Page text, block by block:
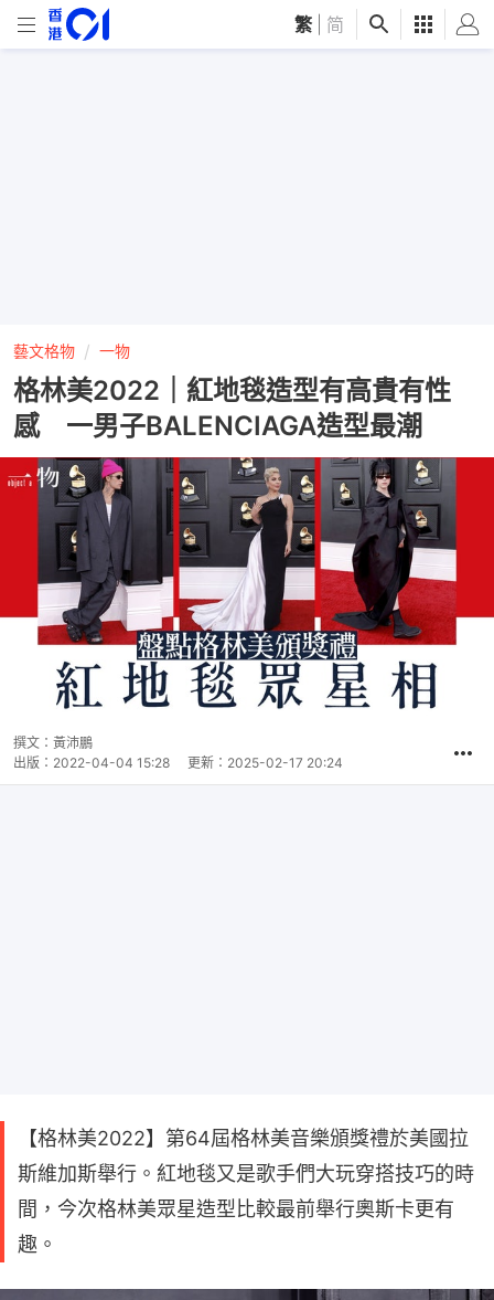
繁 简
藝文格物 一物
格林美2022｜紅地毯造型有高貴有性
感 一男子BALENCIAGA造型最潮
撰文： 黃沛鵬
出版： 2022-04-04 15:28 更新： 2025-02-17 20:24
【格林美2022】第64屆格林美音樂頒獎禮於美國拉
斯維加斯舉行。紅地毯又是歌手們大玩穿搭技巧的時
間，今次格林美眾星造型比較最前舉行奧斯卡更有
趣。